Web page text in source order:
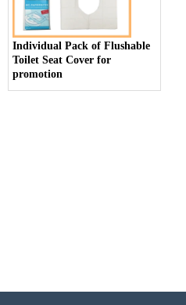
Individual Pack of Flushable
Toilet Seat Cover for
promotion